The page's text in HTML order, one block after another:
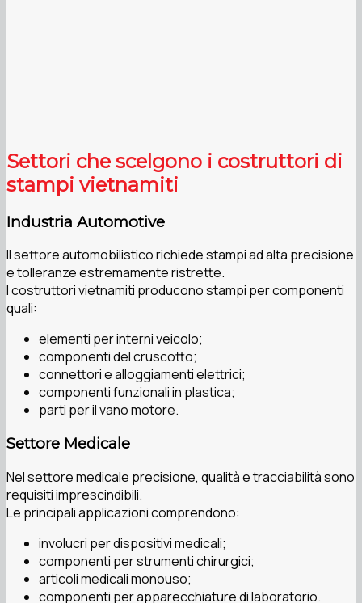
Settori che scelgono i costruttori di
stampi vietnamiti
Industria Automotive
Il settore automobilistico richiede stampi ad alta precisione
e tolleranze estremamente ristrette.
I costruttori vietnamiti producono stampi per componenti
quali:
elementi per interni veicolo;
componenti del cruscotto;
connettori e alloggiamenti elettrici;
componenti funzionali in plastica;
parti per il vano motore.
Settore Medicale
Nel settore medicale precisione, qualità e tracciabilità sono
requisiti imprescindibili.
Le principali applicazioni comprendono:
involucri per dispositivi medicali;
componenti per strumenti chirurgici;
articoli medicali monouso;
componenti per apparecchiature di laboratorio.